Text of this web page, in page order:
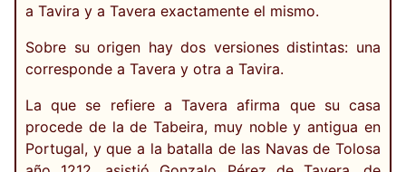
a Tavira y a Tavera exactamente el mismo.
Sobre su origen hay dos versiones distintas: una
corresponde a Tavera y otra a Tavira.
La que se refiere a Tavera afirma que su casa
procede de la de Tabeira, muy noble y antigua en
Portugal, y que a la batalla de las Navas de Tolosa